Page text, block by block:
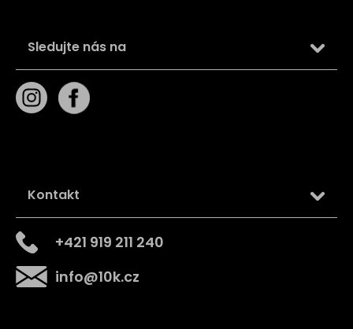
Sledujte nás na
Kontakt
info@10k.cz
+421 919 211 240